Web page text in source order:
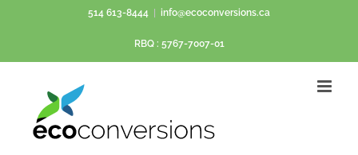
contenu
514 613-8444 info@ecoconversions.ca
RBQ : 5767-7007-01